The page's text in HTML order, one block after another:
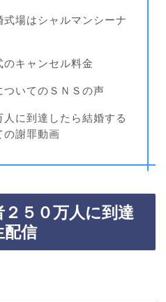
式場はシャルマンシーナ
キャンセル料金
ついてのＳＮＳの声
人に到達したら結婚する
の謝罪動画
５０万人に到達
配信